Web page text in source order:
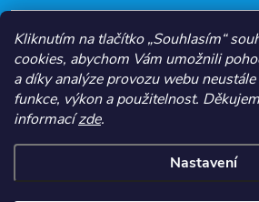
Kliknutím na tlačítko „Souhlasím“
cookies, abychom Vám umožnili
a díky analýze provozu webu
funkce, výkon a použitelnost.
informacízde.
Nastavení
VŠE O NÁKUPU
NEJČASTĚJŠÍ KATEGORIE